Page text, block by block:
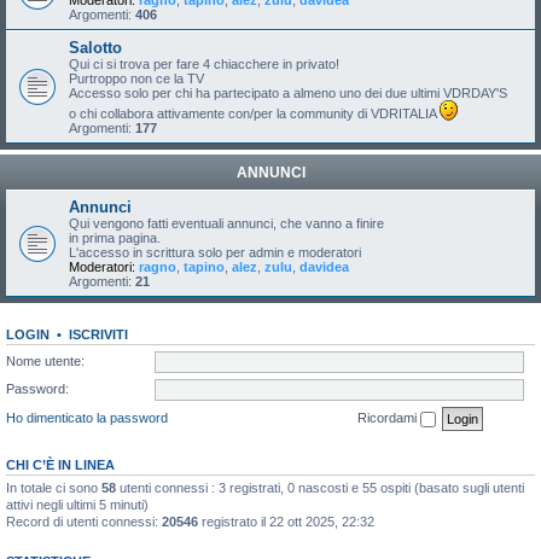
Argomenti: 406
Salotto
Qui ci si trova per fare 4 chiacchere in privato!
Purtroppo non ce la TV
Accesso solo per chi ha partecipato a almeno uno dei due ultimi VDRDAY'S
o chi collabora attivamente con/per la community di VDRITALIA
Argomenti: 177
ANNUNCI
Annunci
Qui vengono fatti eventuali annunci, che vanno a finire
in prima pagina.
L'accesso in scrittura solo per admin e moderatori
Moderatori: ragno tapino alez zulu davidea
Argomenti: 21
LOGIN • ISCRIVITI
Nome utente:
Password:
Ho dimenticato la password
Ricordami
CHI C’È IN LINEA
In totale ci sono 58 utenti connessi : 3 registrati, 0 nascosti e 55 ospiti (basato sugli utenti
attivi negli ultimi 5 minuti)
Record di utenti connessi: 20546 registrato il 22 ott 2025, 22:32